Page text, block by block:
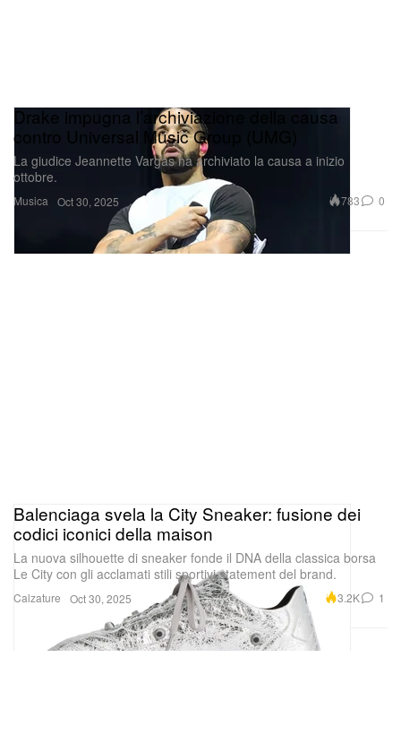
Musica
Drake impugna l’archiviazione della causa
contro Universal Music Group (UMG)
La giudice Jeannette Vargas ha archiviato la causa a inizio
ottobre.
Oct 30, 2025 783 0
Calzature
Balenciaga svela la City Sneaker: fusione dei
codici iconici della maison
La nuova silhouette di sneaker fonde il DNA della classica borsa
Le City con gli acclamati stili sportivi statement del brand.
Oct 30, 2025 3.2K 1